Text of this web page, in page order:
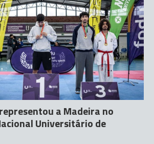
a Madeira no
Universitário de